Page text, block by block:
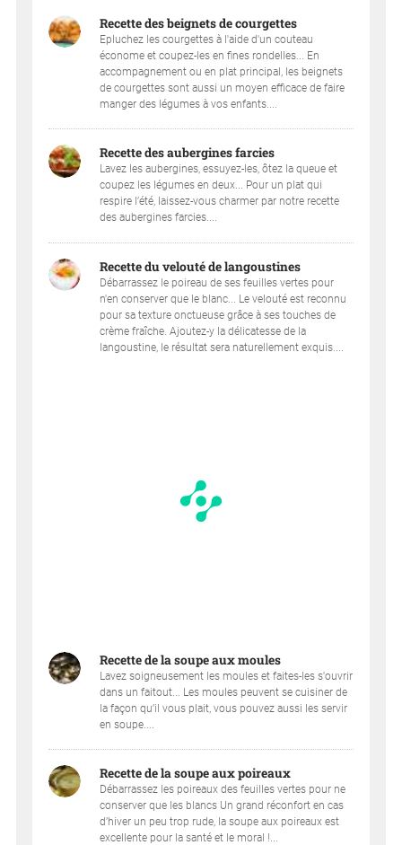
Recette des beignets de courgettes
Epluchez les courgettes à l'aide d'un couteau
économe et coupez-les en fines rondelles... En
accompagnement ou en plat principal, les beignets
de courgettes sont aussi un moyen efficace de faire
manger des légumes à vos enfants....
Recette des aubergines farcies
Lavez les aubergines, essuyez-les, ôtez la queue et
coupez les légumes en deux... Pour un plat qui
respire l’été, laissez-vous charmer par notre recette
des aubergines farcies....
Recette du velouté de langoustines
Débarrassez le poireau de ses feuilles vertes pour
n'en conserver que le blanc... Le velouté est reconnu
pour sa texture onctueuse grâce à ses touches de
crème fraîche. Ajoutez-y la délicatesse de la
langoustine, le résultat sera naturellement exquis....
Recette de la soupe aux moules
Lavez soigneusement les moules et faites-les s'ouvrir
dans un faitout... Les moules peuvent se cuisiner de
la façon qu’il vous plait, vous pouvez aussi les servir
en soupe....
Recette de la soupe aux poireaux
Débarrassez les poireaux des feuilles vertes pour ne
conserver que les blancs Un grand réconfort en cas
d’hiver un peu trop rude, la soupe aux poireaux est
excellente pour la santé et le moral !...